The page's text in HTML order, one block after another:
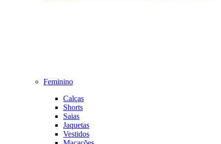
Feminino
Calças
Shorts
Saias
Jaquetas
Vestidos